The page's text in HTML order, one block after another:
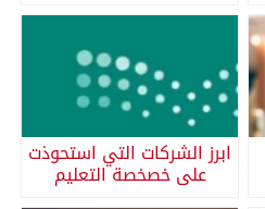
ابرز الشركات التي استحوذت
على خصخصة التعليم